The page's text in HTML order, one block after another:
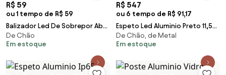
R$ 59
ou 1 tempo de R$ 59
Balizador Led De Sobrepor Abs
2W 3000K Ip65 Ride - PRETO
De Chão
Em estoque
R$ 547
ou 6 tempo de R$ 91,17
Espeto Led Aluminio Preto 11,5W
950Lm Ip67 3000K S.Ground
De Chão, de Metal
Em estoque